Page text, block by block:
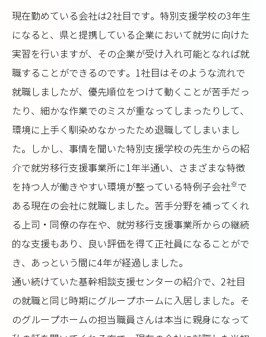
現在勤めている会社は2社目です。特別支援学校の3年生
になると、県と提携している企業において就労に向けた
実習を行いますが、その企業が受け入れ可能となれば就
職することができるのです。1社目はそのような流れで
就職しましたが、優先順位をつけて動くことが苦手だっ
たり、細かな作業でのミスが重なってしまったりして、
環境に上手く馴染めなかったため退職してしまいまし
た。しかし、事情を聞いた特別支援学校の先生からの紹
介で就労移行支援事業所に1年半通い、さまざまな特徴
を持つ人が働きやすい環境が整っている特例子会社※ で
ある現在の会社に就職しました。苦手分野を補ってくれ
る上司・同僚の存在や、就労移行支援事業所からの継続
的な支援もあり、良い評価を得て正社員になることがで
き、あっという間に4年が経過しました。
通い続けていた基幹相談支援センターの紹介で、2社目
の就職と同じ時期にグループホームに入居しました。そ
のグループホームの担当職員さんは本当に親身になって